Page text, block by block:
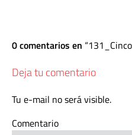
0 comentarios en
Deja tu comentario
Tu e-mail no será visible.
Comentario